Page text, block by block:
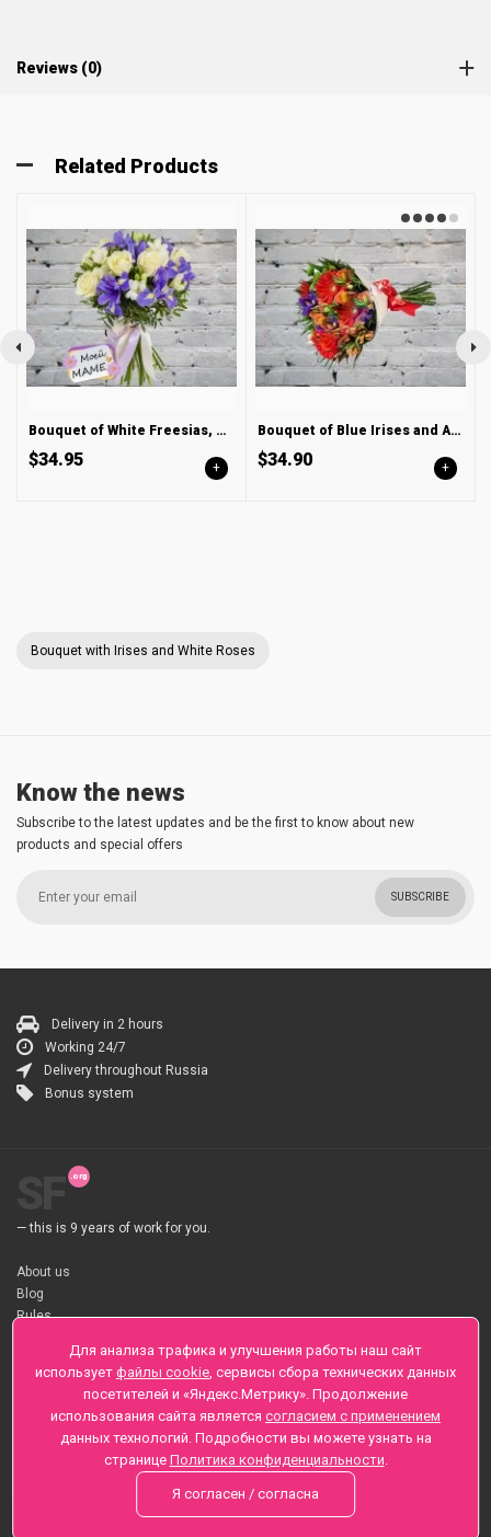
Reviews (0)
Related Products
Bouquet of White Freesias, Roses and Blue Irises
$34.95 +
Bouquet of Blue Irises and Alstroemeria
$34.90 +
Bouquet with Irises and White Roses
Know the news
Subscribe to the latest updates and be the first to know about new
products and special offers
SUBSCRIBE
Delivery in 2 hours
Working 24/7
Delivery throughout Russia
Bonus system
— this is 9 years of work for you.
About us
Blog
Rules
About flower Delivery
Payment
Telegramm
Sankt-Peterburg, Zaozernaya 6
+7 (812) 425-01-16
Questions? Call 24 hours
Для анализа трафика и улучшения работы наш сайт
использует файлы cookie, сервисы сбора технических данных
посетителей и «Яндекс.Метрику». Продолжение
использования сайта является согласием с применением
данных технологий. Подробности вы можете узнать на
странице Политика конфиденциальности.
Я согласен / согласна